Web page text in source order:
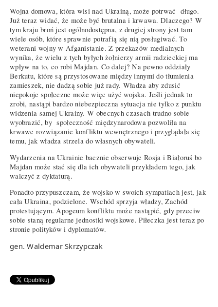
Wojna domowa, która wisi nad Ukrainą, może potrwać długo.
Już teraz widać, że może być brutalna i krwawa. Dlaczego? W
tym kraju broń jest ogólnodostępna, z drugiej strony jest tam
wiele osób, które sprawnie potrafią się nią posługiwać. To
weterani wojny w Afganistanie. Z przekazów medialnych
wynika, że wielu z tych byłych żołnierzy armii radzieckiej ma
wpływ na to, co robi Majdan. Co dalej? Na pewno oddziały
Berkutu, które są przystosowane między innymi do tłumienia
zamieszek, nie dadzą sobie już rady. Władza aby zdusić
niepokoje społeczne może więc użyć wojska. Jeśli jednak to
zrobi, nastąpi bardzo niebezpieczna sytuacja nie tylko z punktu
widzenia samej Ukrainy. W obecnych czasach trudno sobie
wyobrazić, by społeczność międzynarodowa pozwoliła na
krwawe rozwiązanie konfliktu wewnętrznego i przyglądała się
temu, jak władza strzela do własnych obywateli.
Wydarzenia na Ukrainie bacznie obserwuje Rosja i Białoruś bo
Majdan może stać się dla ich obywateli przykładem tego, jak
walczyć z dyktaturą.
Ponadto przypuszczam, że wojsko w swoich sympatiach jest, jak
cała Ukraina, podzielone. Wschód sprzyja władzy, Zachód
protestującym. Apogeum konfliktu może nastąpić, gdy przeciw
sobie staną regularne jednostki wojskowe. Piłeczka jest teraz po
stronie polityków i dyplomatów.
gen. Waldemar Skrzypczak